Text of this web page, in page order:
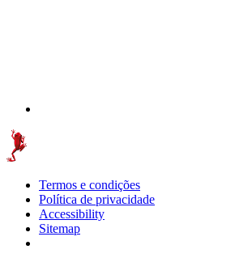
Termos e condições
Política de privacidade
Accessibility
Sitemap